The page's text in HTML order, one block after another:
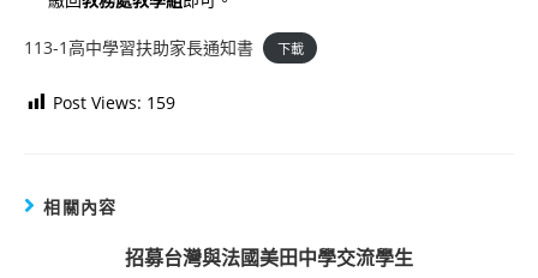
113-1高中學習扶助家長通知書 下載
Post Views: 159
相關內容
招募台灣與法國美田中學交流學生